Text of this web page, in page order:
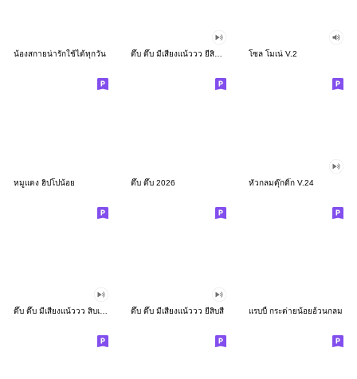
น้องสกายน่ารักใช้ได้ทุกวัน ดึ๊บ ดึ๊บ มีเสียงแน้ววว ยี่สิบสอง โซล โมเน่ V.2
หมูแดง ฮิปโปน้อย ดึ๊บ ดึ๊บ 2026 หัวกลมดุ๊กดิ๊ก V.24
ดึ๊บ ดึ๊บ มีเสียงแน้ววว ยี่สิบสี่ แรบบี้ กระต่ายน้อยอ้วนกลม